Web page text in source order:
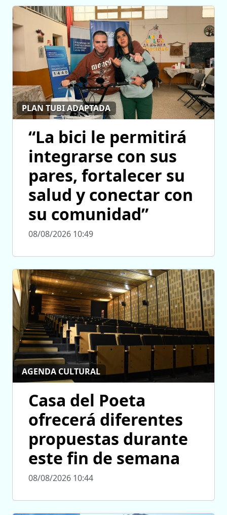
PLAN TUBI ADAPTADA
“La bici le permitirá
integrarse con sus
pares, fortalecer su
salud y conectar con
su comunidad”
08/08/2026 10:49
AGENDA CULTURAL
Casa del Poeta
ofrecerá diferentes
propuestas durante
este fin de semana
08/08/2026 10:44